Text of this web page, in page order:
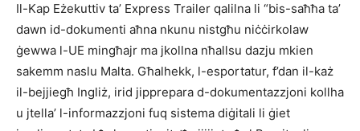
Il-Kap Eżekuttiv ta’ Express Trailer qalilna li “bis-saħħa ta’
dawn id-dokumenti aħna nkunu nistgħu niċċirkolaw
ġewwa l-UE mingħajr ma jkollna nħallsu dazju mkien
sakemm naslu Malta. Għalhekk, l-esportatur, f’dan il-każ
il-bejjiegħ Ingliż, irid jipprepara d-dokumentazzjoni kollha
u jtella’ l-informazzjoni fuq sistema diġitali li ġiet